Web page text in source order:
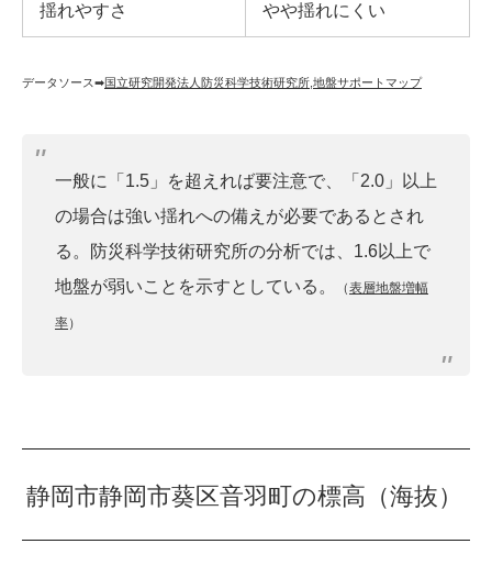
揺れやすさ やや揺れにくい
データソース➡︎国立研究開発法人防災科学技術研究所 地盤サポートマップ
一般に「1.5」を超えれば要注意で、「2.0」以上
の場合は強い揺れへの備えが必要であるとされ
る。防災科学技術研究所の分析では、1.6以上で
地盤が弱いことを示すとしている。
（表層地盤増幅
率）
静岡市静岡市葵区音羽町の標高（海抜）